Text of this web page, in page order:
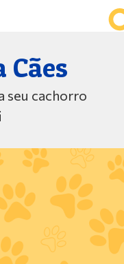
Cães
seu cachorro